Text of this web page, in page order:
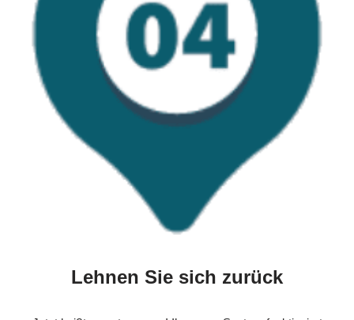
Lehnen Sie sich zurück